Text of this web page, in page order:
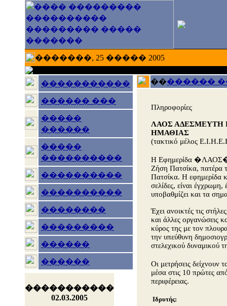
�������, 25 ����� 2005
�����������
������ ���
�����
������
�����
����������
����������
����������
��������
���������
������
������
�����������
02.03.2005
��������
Πληροφορίες
ΛΑΟΣ
ΗΜΑΘΙΑΣ
(τακτικό μέλος
Η Εφημερίδα �ΛΑΟΣ�
Ζήση Πατσίκα, πατέρα
Πατσίκα. Η εφημερίδα
σελίδες, είναι
υποβαθμίζει και τα
Έχει ανοικτές τις
και άλλες οργανώσεις
κύρος της με τον
την υπεύθυνη
στελεχικού δυναμικού
Οι μετρήσεις
μέσα στις 10 πρώτες
περιφέρειας.
Ιδρυτής: